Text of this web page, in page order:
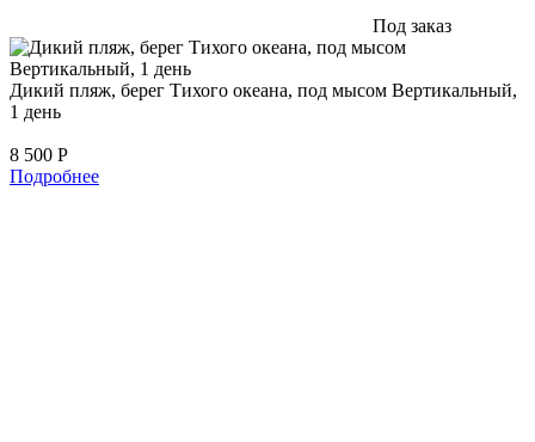
Под заказ
Дикий пляж, берег Тихого океана, под мысом Вертикальный,
1 день
8 500 Р
Подробнее